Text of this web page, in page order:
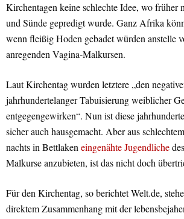
Kirchentagen keine schlechte Idee, wo früher
und Sünde gepredigt wurde. Ganz Afrika
wenn fleißig Hoden gebadet würden anstelle
anregenden Vagina-Malkursen.
Laut Kirchentag wurden letztere „den
jahrhundertelanger Tabuisierung weiblicher
entgegengewirken“. Nun ist diese
sicher auch hausgemacht. Aber aus
nachts in Bettlakeneingenähte Jugendliche
Malkurse anzubieten, ist das nicht doch
Für den Kirchentag, so berichtet Welt.de,
direktem Zusammenhang mit der